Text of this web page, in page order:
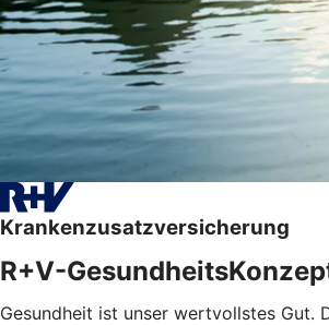
Krankenzusatzversicherung
R+V-
Gesundheit ist unser wertvollstes Gut.